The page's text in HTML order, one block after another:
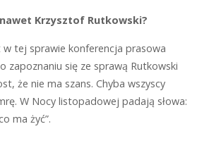
Krzysztof Rutko­wski?
w tej sprawie konferencja prasowa
zapoznaniu się ze sprawą Rutkowski
że nie ma szans. Chyba wszyscy
W Nocy listopadowej padają słowa:
ma żyć”.